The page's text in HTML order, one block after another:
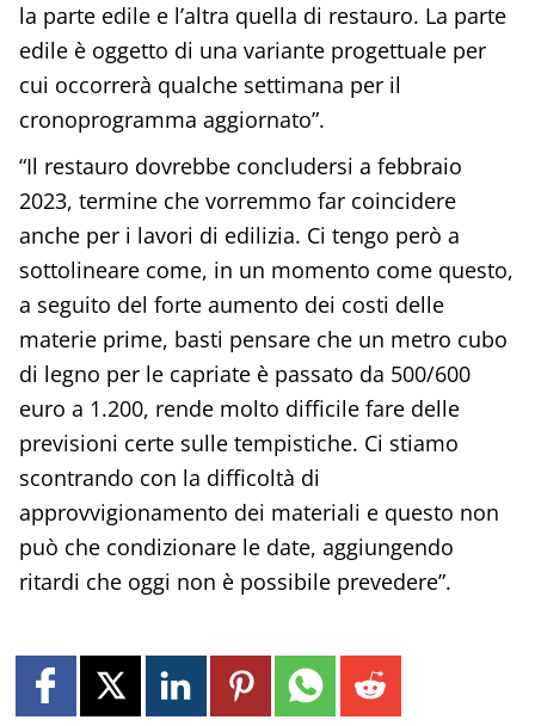
la parte edile e l’altra quella di restauro. La parte
edile è oggetto di una variante progettuale per
cui occorrerà qualche settimana per il
cronoprogramma aggiornato”.
“Il restauro dovrebbe concludersi a febbraio
2023, termine che vorremmo far coincidere
anche per i lavori di edilizia. Ci tengo però a
sottolineare come, in un momento come questo,
a seguito del forte aumento dei costi delle
materie prime, basti pensare che un metro cubo
di legno per le capriate è passato da 500/600
euro a 1.200, rende molto difficile fare delle
previsioni certe sulle tempistiche. Ci stiamo
scontrando con la difficoltà di
approvvigionamento dei materiali e questo non
può che condizionare le date, aggiungendo
ritardi che oggi non è possibile prevedere”.